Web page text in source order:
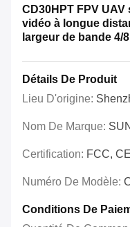
CD30HPT FPV
vidéo à longue
largeur de bande 4/
Détails De Produit
Lieu D'origine:
Nom De Marque:
Certification: FCC,
Numéro De Modèle:
Conditions De